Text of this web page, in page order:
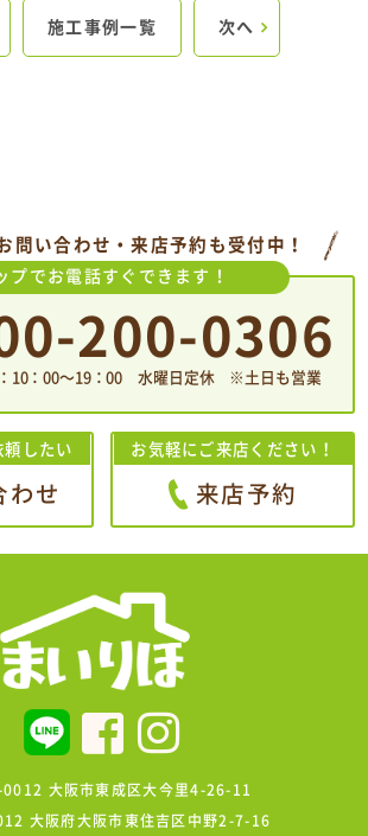
施工事例一覧 次へ
問い合わせ・来店予約も受付中！
プでお電話すぐできます！
200-0306
10：00〜19：00 水曜日定休 ※土日も営業
頼したい
わせ
お気軽にご来店ください！
来店予約
0012 大阪市東成区大今里4-26-11
大阪府大阪市東住吉区中野2-7-16